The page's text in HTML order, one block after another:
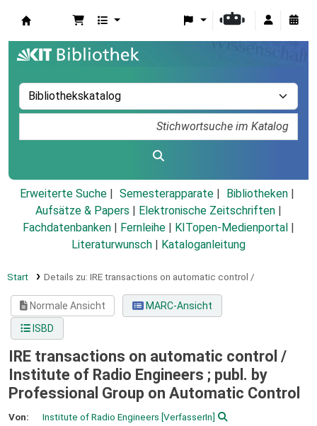
Erweiterte Suche Semesterapparate
Bibliotheken
Aufsätze & Papers
Elektronische Zeitschriften
Fachdatenbanken
Fernleihe KITopen-Medienportal
Literaturwunsch
Kataloganleitung
Start Details zu: IRE transactions on automatic control /
Normale Ansicht
MARC-Ansicht
ISBD
IRE transactions on automatic control /
Institute of Radio Engineers ; publ. by
Professional Group on Automatic Control
Von: Institute of Radio Engineers [VerfasserIn]